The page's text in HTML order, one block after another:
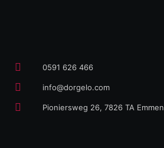
0591 626 466
info@dorgelo.com
Pioniersweg 26, 7826 TA Emmen